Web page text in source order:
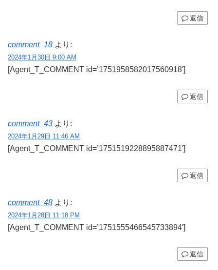
返信
comment_18 より:
2024年1月30日 9:00 AM
[Agent_T_COMMENT id=’1751958582017560918′]
返信
comment_43 より:
2024年1月29日 11:46 AM
[Agent_T_COMMENT id=’1751519228895887471′]
返信
comment_48 より:
2024年1月28日 11:18 PM
[Agent_T_COMMENT id=’1751555466545733894′]
返信